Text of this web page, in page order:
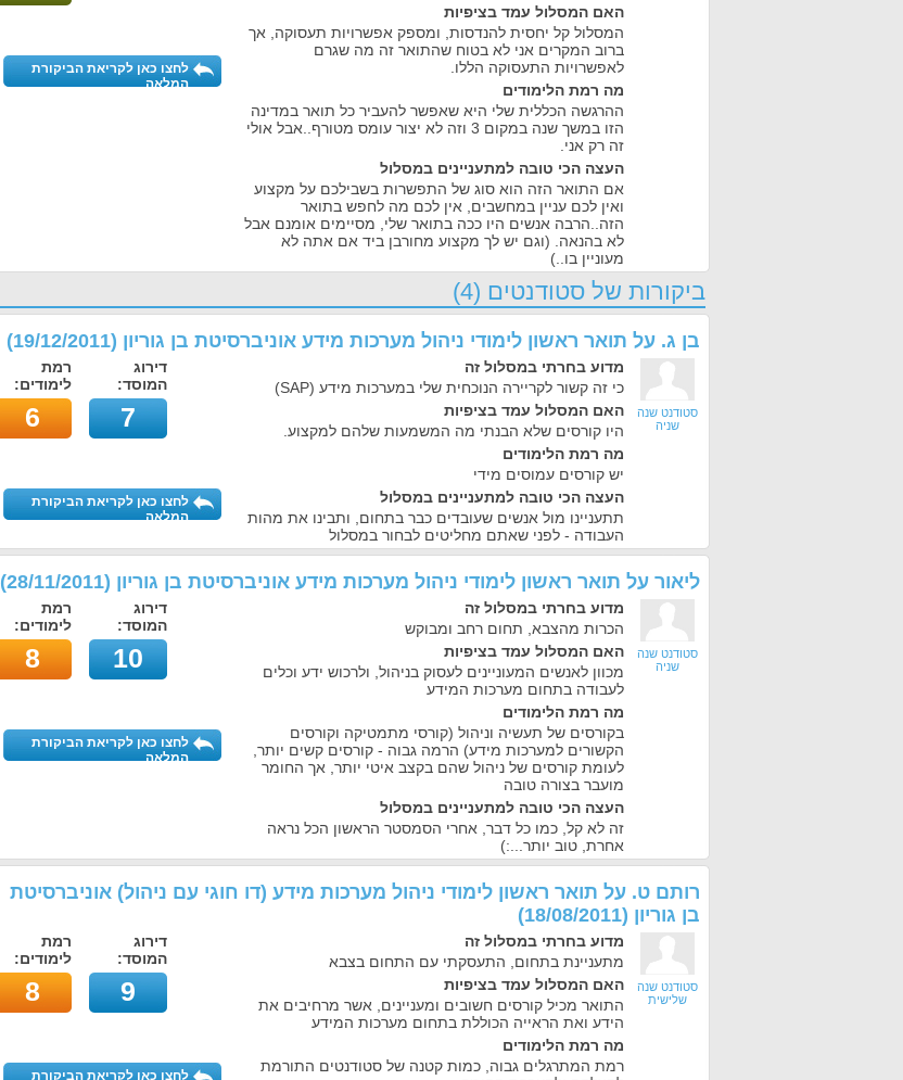
האם המסלול עמד בציפיות
המסלול קל יחסית להנדסות, ומספק אפשרויות תעסוקה, אך
ברוב המקרים אני לא בטוח שהתואר זה מה שגרם
לאפשרויות התעסוקה הללו.
מה רמת הלימודים
ההרגשה הכללית שלי היא שאפשר להעביר כל תואר במדינה
הזו במשך שנה במקום 3 וזה לא יצור עומס מטורף..אבל אולי
זה רק אני.
העצה הכי טובה למתעניינים במסלול
אם התואר הזה הוא סוג של התפשרות בשבילכם על מקצוע
ואין לכם עניין במחשבים, אין לכם מה לחפש בתואר
הזה..הרבה אנשים היו ככה בתואר שלי, מסיימים אומנם אבל
לא בהנאה. (וגם יש לך מקצוע מחורבן ביד אם אתה לא
מעוניין בו..)
לחצו כאן לקריאת הביקורת
המלאה
ביקורות של סטודנטים (4)
בן ג. על תואר ראשון לימודי ניהול מערכות מידע אוניברסיטת בן גוריון (
19/12/2011
)
סטודנט שנה
שניה
מדוע בחרתי במסלול זה
כי זה קשור לקריירה הנוכחית שלי במערכות מידע (SAP)
האם המסלול עמד בציפיות
היו קורסים שלא הבנתי מה המשמעות שלהם למקצוע.
מה רמת הלימודים
יש קורסים עמוסים מידי
העצה הכי טובה למתעניינים במסלול
תתעניינו מול אנשים שעובדים כבר בתחום, ותבינו את מהות
העבודה - לפני שאתם מחליטים לבחור במסלול
רמת
לימודים:
6
דירוג
המוסד:
7
לחצו כאן לקריאת הביקורת
המלאה
ליאור על תואר ראשון לימודי ניהול מערכות מידע אוניברסיטת בן גוריון (
28/11/2011
)
סטודנט שנה
שניה
מדוע בחרתי במסלול זה
הכרות מהצבא, תחום רחב ומבוקש
האם המסלול עמד בציפיות
מכוון לאנשים המעוניינים לעסוק בניהול, ולרכוש ידע וכלים
לעבודה בתחום מערכות המידע
מה רמת הלימודים
בקורסים של תעשיה וניהול (קורסי מתמטיקה וקורסים
הקשורים למערכות מידע) הרמה גבוה - קורסים קשים יותר,
לעומת קורסים של ניהול שהם בקצב איטי יותר, אך החומר
מועבר בצורה טובה
העצה הכי טובה למתעניינים במסלול
זה לא קל, כמו כל דבר, אחרי הסמסטר הראשון הכל נראה
אחרת, טוב יותר...:)
רמת
לימודים:
8
דירוג
המוסד:
10
לחצו כאן לקריאת הביקורת
המלאה
רותם ט. על תואר ראשון לימודי ניהול מערכות מידע (דו חוגי עם ניהול) אוניברסיטת
בן גוריון (
18/08/2011
)
סטודנט שנה
שלישית
מדוע בחרתי במסלול זה
מתעניינת בתחום, התעסקתי עם התחום בצבא
האם המסלול עמד בציפיות
התואר מכיל קורסים חשובים ומעניינים, אשר מרחיבים את
הידע ואת הראייה הכוללת בתחום מערכות המידע
מה רמת הלימודים
רמת המתרגלים גבוה, כמות קטנה של סטודנטים התורמת
רמת
לימודים:
8
דירוג
המוסד:
9
לחצו כאן לקריאת הביקורת